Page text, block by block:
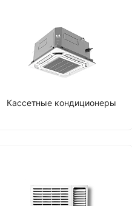
Кассетные кондиционеры